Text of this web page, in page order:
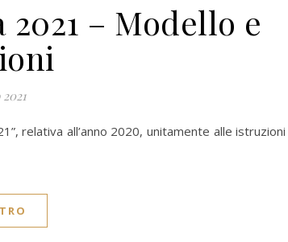
– Modello e
relativa all’anno 2020, unitamente alle